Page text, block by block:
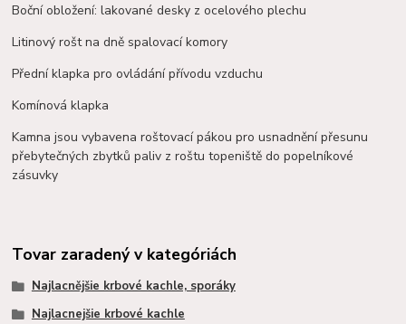
Boční obložení: lakované desky z ocelového plechu
Litinový rošt na dně spalovací komory
Přední klapka pro ovládání přívodu vzduchu
Komínová klapka
Kamna jsou vybavena roštovací pákou pro usnadnění přesunu
přebytečných zbytků paliv z roštu topeniště do popelníkové
zásuvky
Tovar zaradený v kategóriách
Najlacnějšie krbové kachle, sporáky
Najlacnejšie krbové kachle